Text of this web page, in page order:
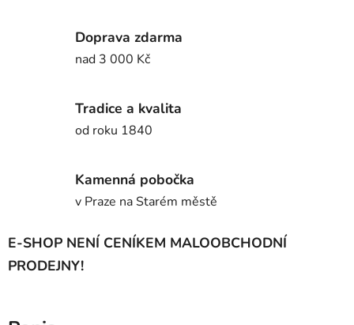
Doprava zdarma
nad 3 000 Kč
Tradice a kvalita
od roku 1840
Kamenná pobočka
v Praze na Starém městě
E-SHOP NENÍ CENÍKEM MALOOBCHODNÍ
PRODEJNY!